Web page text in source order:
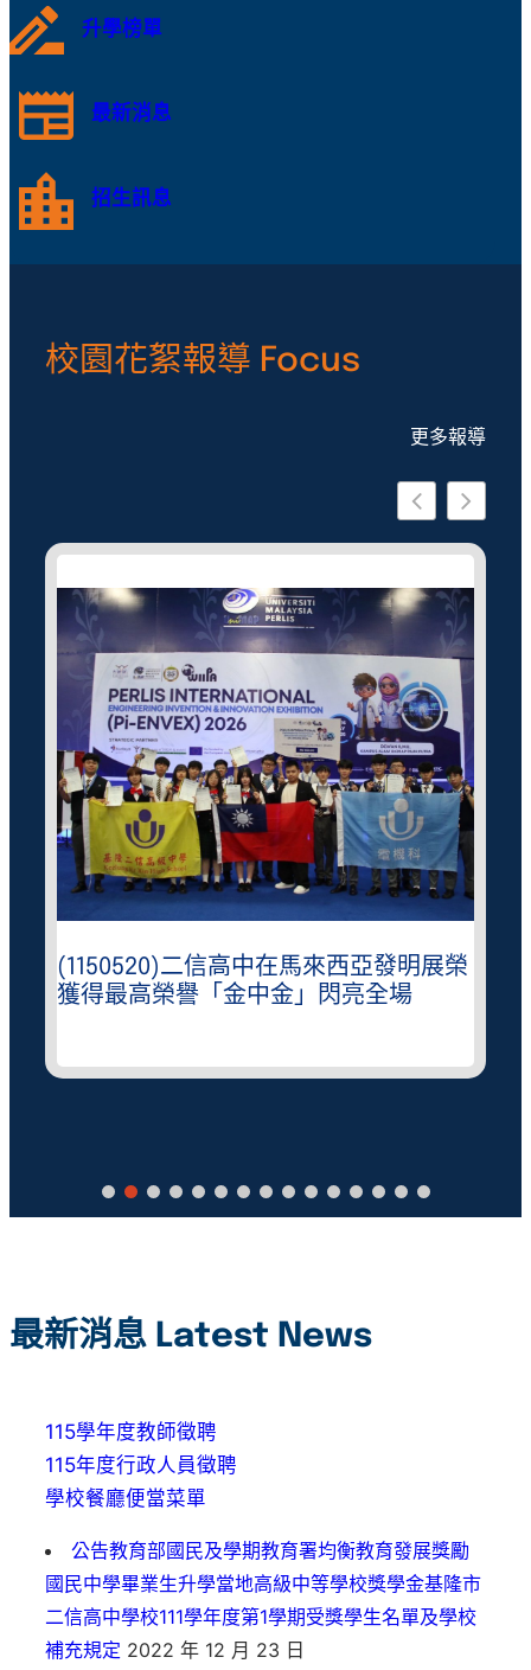
升學榜單
最新消息
招生訊息
校園花絮報導 Focus
更多報導
(1150520)二信高中在馬來西亞發明展榮
獲得最高榮譽「金中金」閃亮全場
最新消息 Latest News
115學年度教師徵聘
115年度行政人員徵聘
學校餐廳便當菜單
公告教育部國民及學期教育署均衡教育發展獎勵
國民中學畢業生升學當地高級中等學校獎學金基隆市
二信高中學校111學年度第1學期受獎學生名單及學校
補充規定 2022 年 12 月 23 日